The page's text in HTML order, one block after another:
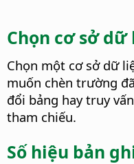
Chọn cơ sở dữ
Chọn một cơ sở dữ
muốn chèn trường
đổi bảng hay truy
tham chiếu.
Số hiệu bản